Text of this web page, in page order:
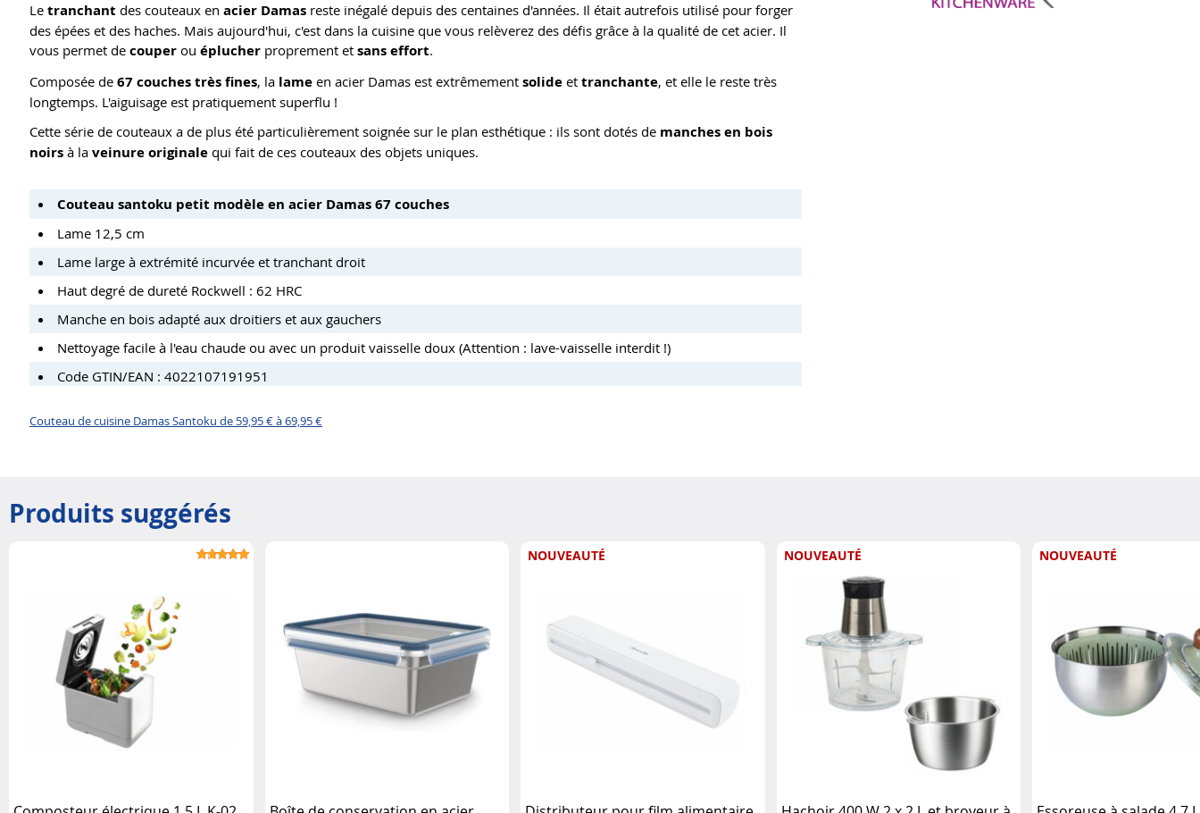
Le tranchant des couteaux en acier Damas reste inégalé depuis des centaines d'années. Il était autrefois utilisé pour forger
des épées et des haches. Mais aujourd'hui, c'est dans la cuisine que vous relèverez des défis grâce à la qualité de cet acier. Il
vous permet de couper ou éplucher proprement et sans effort.
Composée de 67 couches très fines, la lame en acier Damas est extrêmement solide et tranchante, et elle le reste très
longtemps. L'aiguisage est pratiquement superflu !
Cette série de couteaux a de plus été particulièrement soignée sur le plan esthétique : ils sont dotés de manches en bois
noirs à la veinure originale qui fait de ces couteaux des objets uniques.
Couteau santoku petit modèle en acier Damas 67 couches
Lame 12,5 cm
Lame large à extrémité incurvée et tranchant droit
Haut degré de dureté Rockwell : 62 HRC
Manche en bois adapté aux droitiers et aux gauchers
Nettoyage facile à l'eau chaude ou avec un produit vaisselle doux (Attention : lave-vaisselle interdit !)
Code GTIN/EAN : 4022107191951
Couteau de cuisine Damas Santoku de 59,95 € à 69,95 €
Produits suggérés
NOUVEAUTÉ NOUVEAUTÉ NOUVEAUTÉ